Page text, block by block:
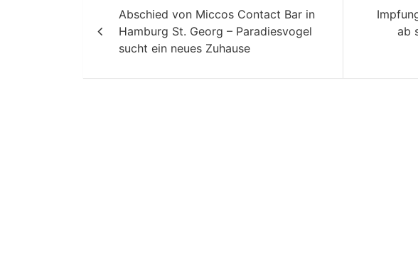
Abschied von Miccos Contact Bar in
Hamburg St. Georg – Paradiesvogel
sucht ein neues Zuhause
ab